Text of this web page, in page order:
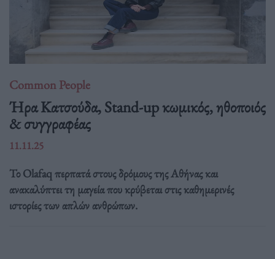
Common People
Ήρα Κατσούδα, Stand-up κωμικός, ηθοποιός
& συγγραφέας
11.11.25
Το Olafaq περπατά στους δρόμους της Αθήνας και
ανακαλύπτει τη μαγεία που κρύβεται στις καθημερινές
ιστορίες των απλών ανθρώπων.